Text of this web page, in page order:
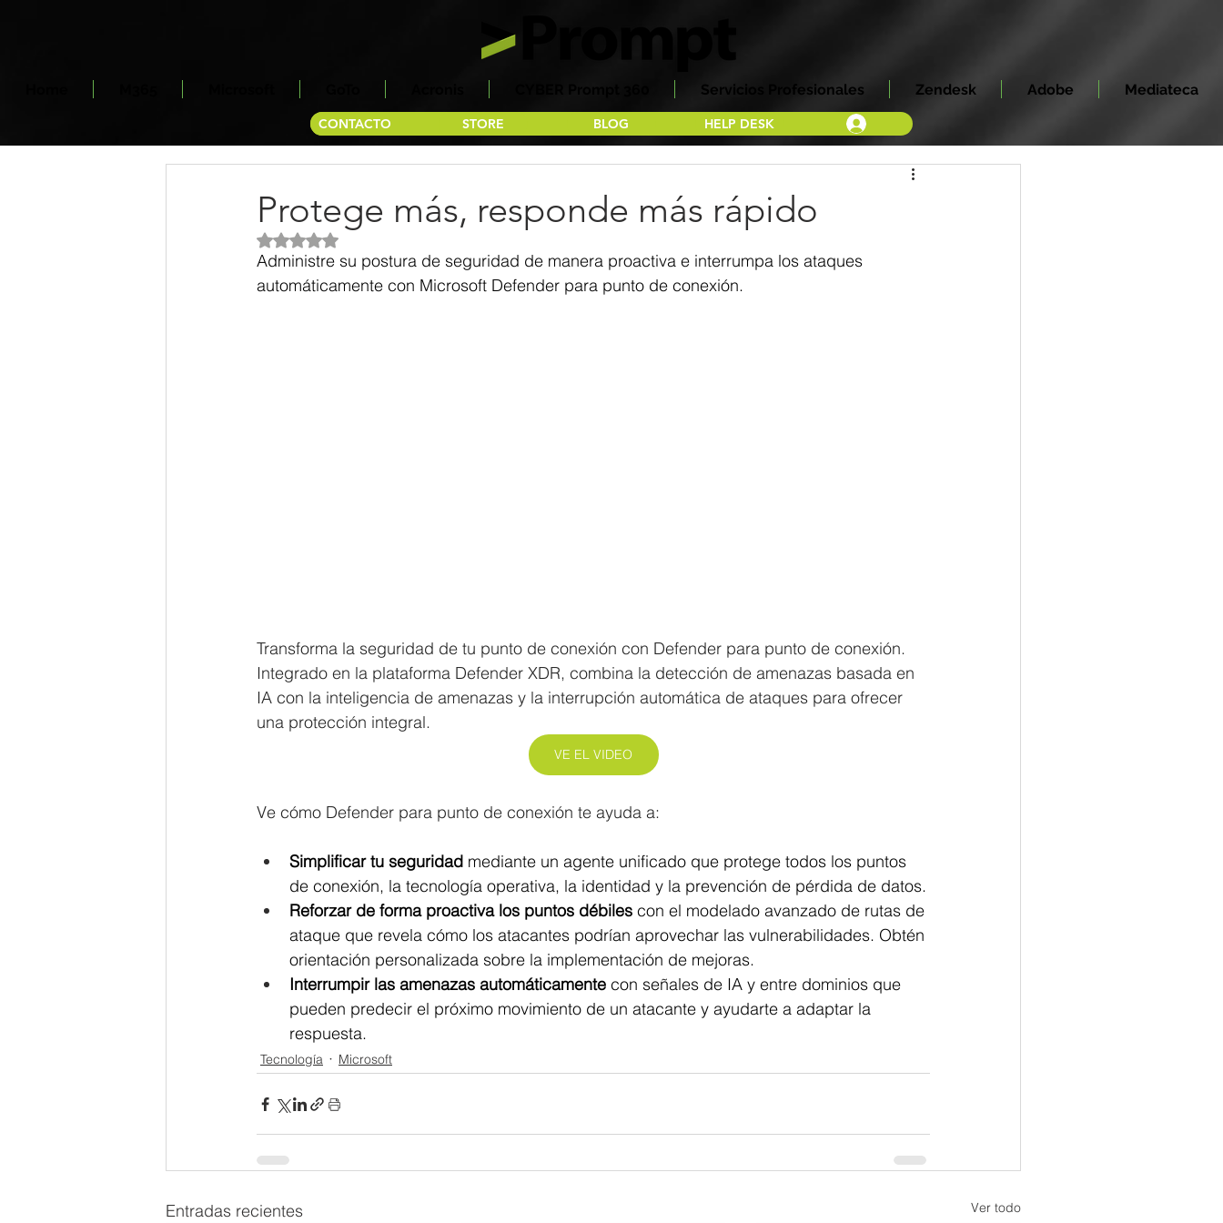
Servicios Profesionales Zendesk Adobe Mediateca
HELP DESK
CONTACTO STORE BLOG
Protege más, responde más rápido
Obtuvo NaN de 5 estrellas.
Administre su postura de seguridad de manera proactiva e interrumpa los ataques
automáticamente con Microsoft Defender para punto de conexión.
Transforma la seguridad de tu punto de conexión con Defender para punto de conexión.
Integrado en la plataforma Defender XDR, combina la detección de amenazas basada en
IA con la inteligencia de amenazas y la interrupción automática de ataques para ofrecer
una protección integral.
VE EL VIDEO
Ve cómo Defender para punto de conexión te ayuda a:
Simplificar tu seguridad mediante un agente unificado que protege todos los puntos
de conexión, la tecnología operativa, la identidad y la prevención de pérdida de datos.
Reforzar de forma proactiva los puntos débiles con el modelado avanzado de rutas de
ataque que revela cómo los atacantes podrían aprovechar las vulnerabilidades. Obtén
orientación personalizada sobre la implementación de mejoras.
Interrumpir las amenazas automáticamente con señales de IA y entre dominios que
pueden predecir el próximo movimiento de un atacante y ayudarte a adaptar la
respuesta.
Tecnología Microsoft
Entradas recientes Ver todo